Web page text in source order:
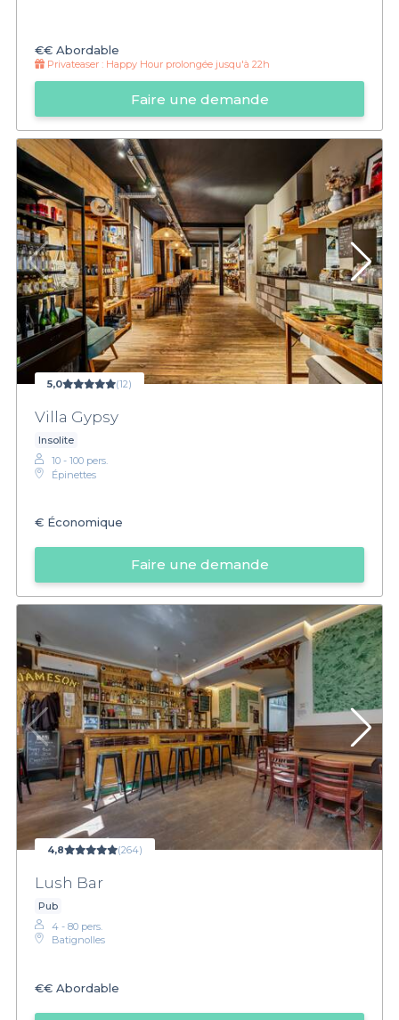
€€ Abordable
Privateaser : Happy Hour prolongée jusqu'à 22h
Faire une demande
5,0 (12)
Villa Gypsy
Insolite
10 - 100 pers.
Épinettes
€ Économique
Faire une demande
4,8 (264)
Lush Bar
Pub
4 - 80 pers.
Batignolles
€€ Abordable